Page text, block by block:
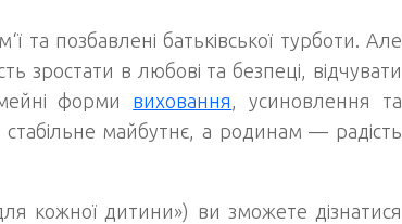
та позбавлені батьківської турботи. Але
зростати в любові та безпеці, відчувати
форми виховання, усиновлення та
майбутнє, а родинам — радість
кожної дитини») ви зможете дізнатися